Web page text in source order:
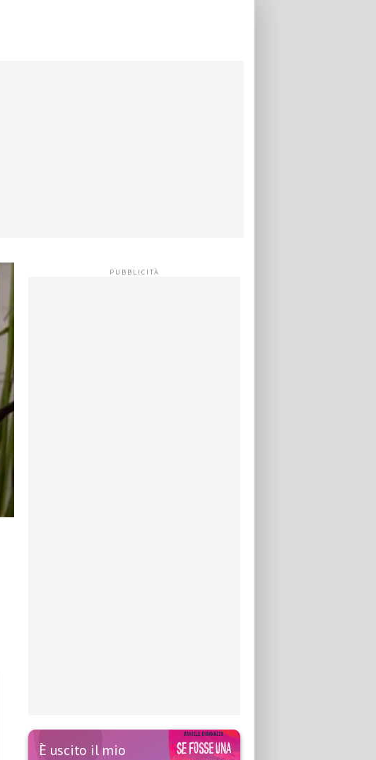
È uscito il mio